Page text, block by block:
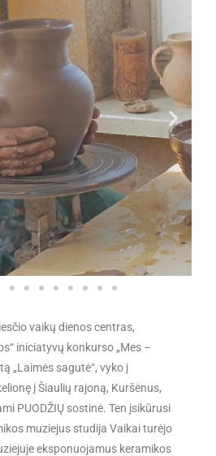
vaikų dienos centras,
iniciatyvų konkurso „Mes –
„Laimės sagutė“, vyko į
į Šiaulių rajoną, Kuršėnus,
PUODŽIŲ sostinė. Ten įsikūrusi
muziejus studija Vaikai turėjo
eksponuojamus keramikos